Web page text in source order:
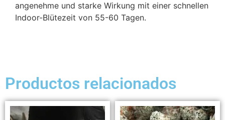
angenehme und starke Wirkung mit einer schnellen
Indoor-Blütezeit von 55-60 Tagen.
Productos relacionados